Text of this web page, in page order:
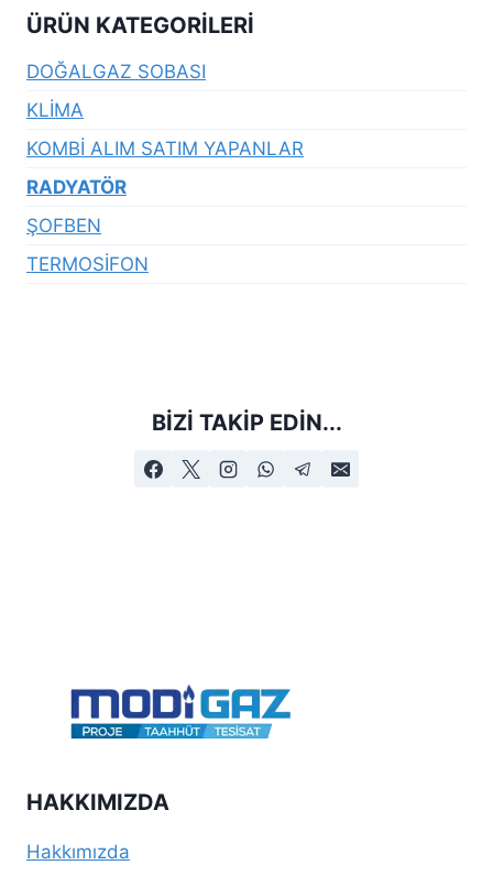
ÜRÜN KATEGORILERI
DOĞALGAZ SOBASI
KLİMA
KOMBİ ALIM SATIM YAPANLAR
RADYATÖR
ŞOFBEN
TERMOSİFON
BIZI TAKIP EDIN...
HAKKIMIZDA
Hakkımızda